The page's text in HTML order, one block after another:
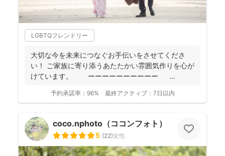
LGBTQフレンドリー
大切な今を未来につなぐお手伝いをさせてくださ
い！ ご家族に寄り添うあたたかい雰囲気作りを心が
けています。 ーーーーーーーーーー ...
予約承諾率： 96% 最終アクティブ： 7日以内
coco.nphoto（ココンフォト）
5 (22)女性